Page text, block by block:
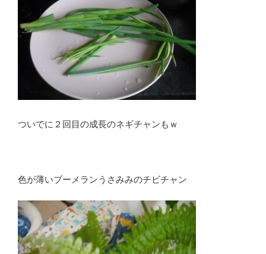
ついでに２回目の成長のネギチャンもｗ
色が薄いブーメランうさみみのチビチャン